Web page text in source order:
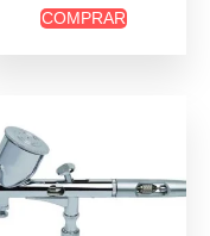
COMPRAR
múltiples